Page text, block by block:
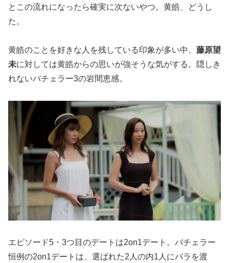
とこの流れになったら確実に次ないやつ。黄皓、どうし
た。
黄皓のことを好きな人を残している印象が多い中、 藤原望
未に対しては黄皓からの思いが強そうな気がする。隠しき
れないバチェラー3の岩間恵感。
エピソード5・3つ目のデートは2on1デート。バチェラー
恒例の2on1デートは、選ばれた2人の内1人にバラを渡